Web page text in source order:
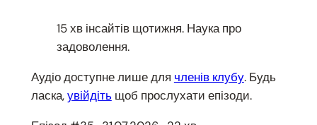
15 хв інсайтів щотижня. Наука про
задоволення.
Аудіо доступне лише для членів клубу. Будь
ласка,увійдітьщоб прослухати епізоди.